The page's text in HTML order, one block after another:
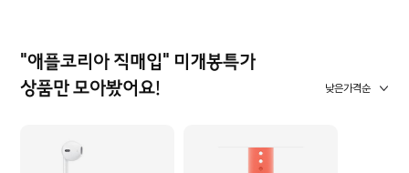
"애플코리아 직매입" 미개봉특가
상품만 모아봤어요!
낮은가격순